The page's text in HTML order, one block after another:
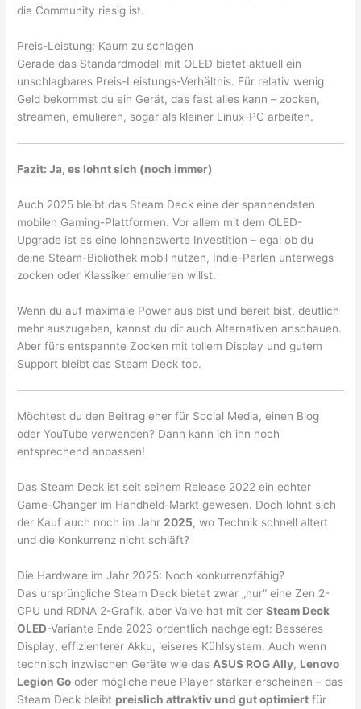
die Community riesig ist.
Preis-Leistung: Kaum zu schlagen
Gerade das Standardmodell mit OLED bietet aktuell ein
unschlagbares Preis-Leistungs-Verhältnis. Für relativ wenig
Geld bekommst du ein Gerät, das fast alles kann – zocken,
streamen, emulieren, sogar als kleiner Linux-PC arbeiten.
Fazit: Ja, es lohnt sich (noch immer)
Auch 2025 bleibt das Steam Deck eine der spannendsten
mobilen Gaming-Plattformen. Vor allem mit dem OLED-
Upgrade ist es eine lohnenswerte Investition – egal ob du
deine Steam-Bibliothek mobil nutzen, Indie-Perlen unterwegs
zocken oder Klassiker emulieren willst.
Wenn du auf maximale Power aus bist und bereit bist, deutlich
mehr auszugeben, kannst du dir auch Alternativen anschauen.
Aber fürs entspannte Zocken mit tollem Display und gutem
Support bleibt das Steam Deck top.
Möchtest du den Beitrag eher für Social Media, einen Blog
oder YouTube verwenden? Dann kann ich ihn noch
entsprechend anpassen!
Das Steam Deck ist seit seinem Release 2022 ein echter
Game-Changer im Handheld-Markt gewesen. Doch lohnt sich
der Kauf auch noch im Jahr 2025, wo Technik schnell altert
und die Konkurrenz nicht schläft?
Die Hardware im Jahr 2025: Noch konkurrenzfähig?
Das ursprüngliche Steam Deck bietet zwar „nur“ eine Zen 2-
CPU und RDNA 2-Grafik, aber Valve hat mit derSteam Deck
OLED-Variante Ende 2023 ordentlich nachgelegt: Besseres
Display, effizienterer Akku, leiseres Kühlsystem. Auch wenn
technisch inzwischen Geräte wie das ASUS ROG Ally, Lenovo
Legion Go oder mögliche neue Player stärker erscheinen – das
Steam Deck bleibt preislich attraktiv und gut optimiert für